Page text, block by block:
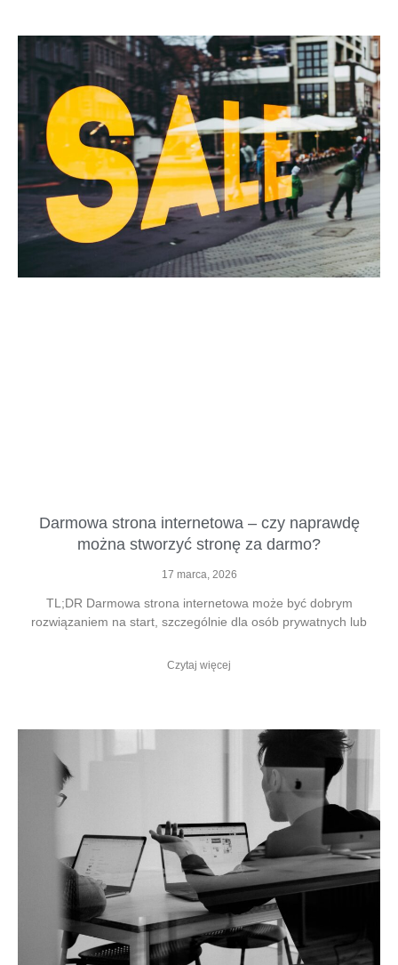
Darmowa strona internetowa – czy naprawdę
można stworzyć stronę za darmo?
17 marca, 2026
TL;DR Darmowa strona internetowa może być dobrym
rozwiązaniem na start, szczególnie dla osób prywatnych lub
Czytaj więcej